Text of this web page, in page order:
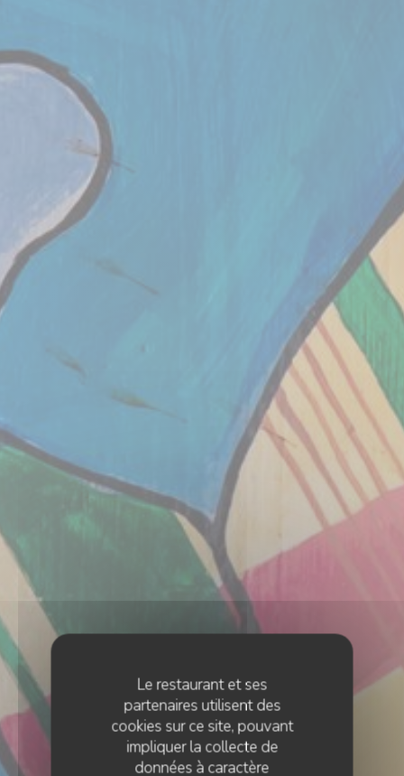
Le restaurant et ses
partenaires utilisent des
cookies sur ce site, pouvant
impliquer la collecte de
données à caractère